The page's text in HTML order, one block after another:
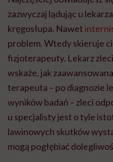
zazwyczaj lądując u
kręgosłupa. Nawet
problem. Wtedy skieruje
fizjoterapeuty. Lekarz
wskaże, jak
terapeuta – po diagnozie
wyników badań – zleci
u specjalisty jest o tyle
lawinowych skutków
mogą pogłębiać